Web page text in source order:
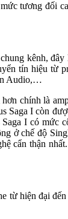
tương đối
kênh,
tín hiệu từ
Audio,…
chính là
I còn
I có
ở chế độ
cẩn thận
từ hiện đại